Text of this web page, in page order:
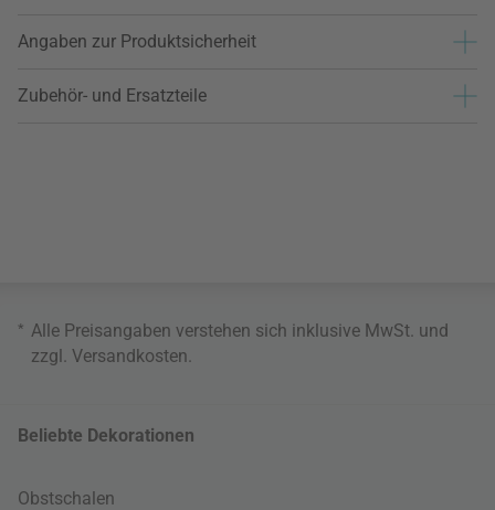
Angaben zur Produktsicherheit
Zubehör- und Ersatzteile
* Alle Preisangaben verstehen sich inklusive MwSt. und
zzgl. Versandkosten
Beliebte Dekorationen
Obstschalen